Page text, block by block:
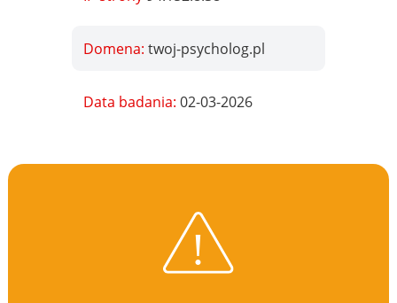
Domena:twoj-psycholog.pl
Data badania:02-03-2026